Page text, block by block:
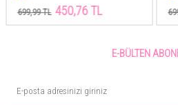
699,99 TL 450,76 TL
E-BÜLTEN